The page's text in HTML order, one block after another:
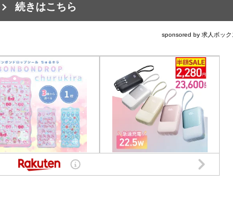
続きはこちら
sponsored by 求人ボック